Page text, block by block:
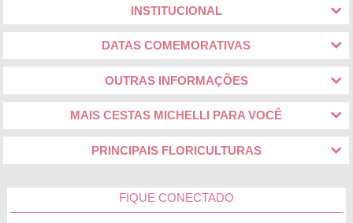
INSTITUCIONAL
DATAS COMEMORATIVAS
OUTRAS INFORMAÇÕES
MAIS CESTAS MICHELLI PARA VOCÊ
PRINCIPAIS FLORICULTURAS
FIQUE CONECTADO